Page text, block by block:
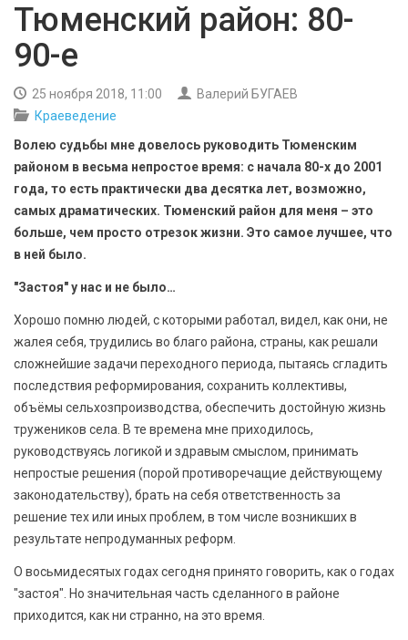
КУЛЬТУРА
БЕЗОПАСНОСТЬ
Тюменский район: 80-
90-е
25 ноября 2018, 11:00
Валерий БУГАЕВ
Краеведение
Волею судьбы мне довелось руководить Тюменским
районом в весьма непростое время: с начала 80-х до 2001
года, то есть практически два десятка лет, возможно,
самых драматических. Тюменский район для меня – это
больше, чем просто отрезок жизни. Это самое лучшее, что
в ней было.
"Застоя" у нас и не было…
Хорошо помню людей, с которыми работал, видел, как они, не
жалея себя, трудились во благо района, страны, как решали
сложнейшие задачи переходного периода, пытаясь сгладить
последствия реформирования, сохранить коллективы,
объёмы сельхозпроизводства, обеспечить достойную жизнь
тружеников села. В те времена мне приходилось,
руководствуясь логикой и здравым смыслом, принимать
непростые решения (порой противоречащие действующему
законодательству), брать на себя ответственность за
решение тех или иных проблем, в том числе возникших в
результате непродуманных реформ.
О восьмидесятых годах сегодня принято говорить, как о годах
"застоя". Но значительная часть сделанного в районе
приходится, как ни странно, на это время.